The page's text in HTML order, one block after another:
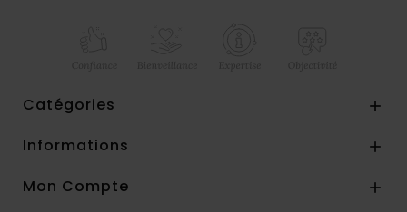
Catégories 
Informations 
Mon Compte 